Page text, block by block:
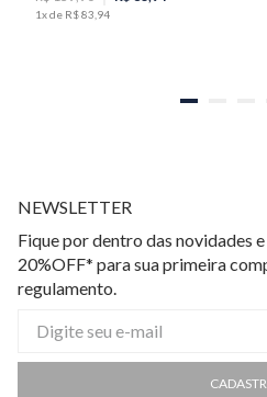
1x de R$83 94
NEWSLETTER
Fique por dentro das novidades
20%OFF* para sua primeira
regulamento.